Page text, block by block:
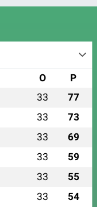
O P
33 77
33 73
33 69
33 59
33 55
33 54